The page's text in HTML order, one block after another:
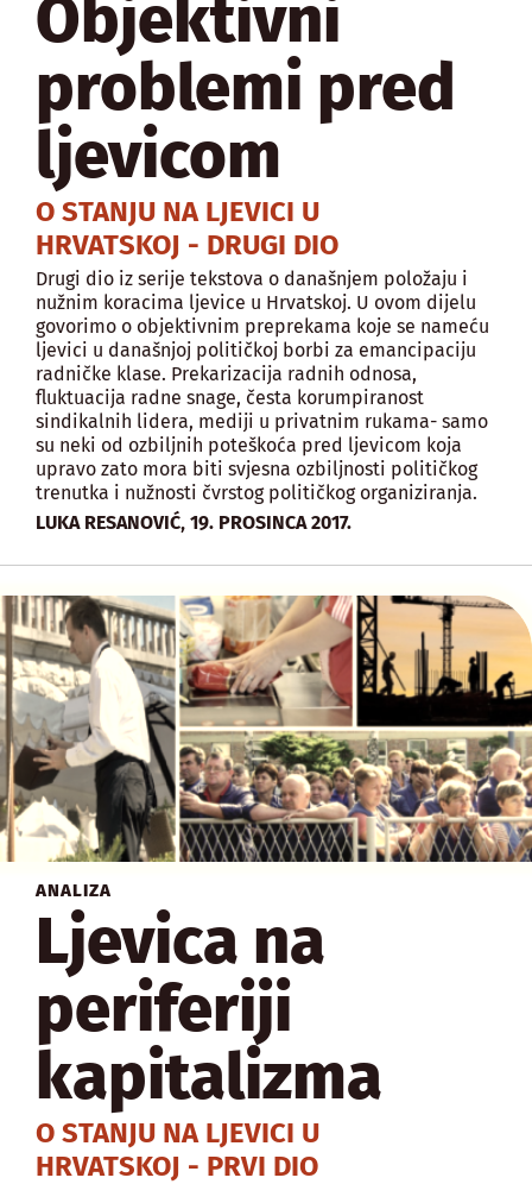
Objektivni
problemi pred
ljevicom
O STANJU NA LJEVICI U
HRVATSKOJ - DRUGI DIO
Drugi dio iz serije tekstova o današnjem položaju i
nužnim koracima ljevice u Hrvatskoj. U ovom dijelu
govorimo o objektivnim preprekama koje se nameću
ljevici u današnjoj političkoj borbi za emancipaciju
radničke klase. Prekarizacija radnih odnosa,
fluktuacija radne snage, česta korumpiranost
sindikalnih lidera, mediji u privatnim rukama- samo
su neki od ozbiljnih poteškoća pred ljevicom koja
upravo zato mora biti svjesna ozbiljnosti političkog
trenutka i nužnosti čvrstog političkog organiziranja.
LUKA RESANOVIĆ, 19. PROSINCA 2017.
ANALIZA
Ljevica na
periferiji
kapitalizma
O STANJU NA LJEVICI U
HRVATSKOJ - PRVI DIO